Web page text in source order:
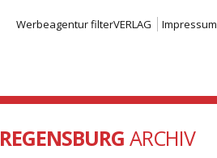
Werbeagentur filterVERLAG Impressum
REGENSBURG ARCHIV